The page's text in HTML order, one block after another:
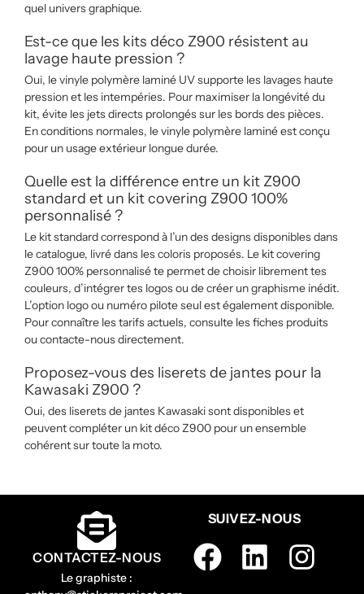
quel univers graphique.
Est-ce que les kits déco Z900 résistent au
lavage haute pression ?
Oui, le vinyle polymère laminé UV supporte les lavages haute
pression et les intempéries. Pour maximiser la longévité du
kit, évite les jets directs prolongés sur les bords des pièces.
En conditions normales, le vinyle polymère laminé est conçu
pour un usage extérieur longue durée.
Quelle est la différence entre un kit Z900
standard et un kit covering Z900 100%
personnalisé ?
Le kit standard correspond à l’un des designs disponibles dans
le catalogue, livré dans les coloris proposés. Le kit covering
Z900 100% personnalisé te permet de choisir librement tes
couleurs, d’intégrer tes logos ou de créer un graphisme inédit.
L’option logo ou numéro pilote seul est également disponible.
Pour connaître les tarifs actuels, consulte les fiches produits
ou contacte-nous directement.
Proposez-vous des liserets de jantes pour la
Kawasaki Z900 ?
Oui, des liserets de jantes Kawasaki sont disponibles et
peuvent compléter un kit déco Z900 pour un ensemble
cohérent sur toute la moto.
CONTACTEZ-NOUS
Le graphiste :
SUIVEZ-NOUS